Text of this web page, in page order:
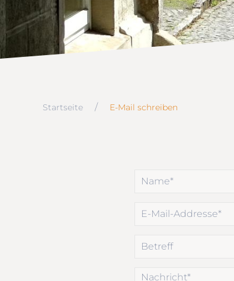
Startseite E-Mail schreiben